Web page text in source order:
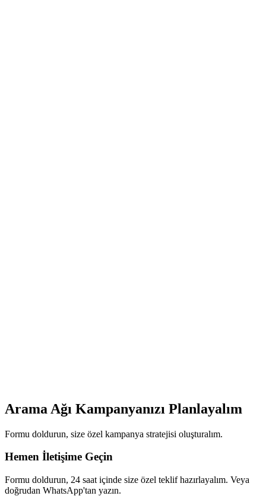
Arama Ağı Kampanyanızı Planlayalım
Formu doldurun, size özel kampanya stratejisi oluşturalım.
Hemen İletişime Geçin
Formu doldurun, 24 saat içinde size özel teklif hazırlayalım. Veya
doğrudan WhatsApp'tan yazın.